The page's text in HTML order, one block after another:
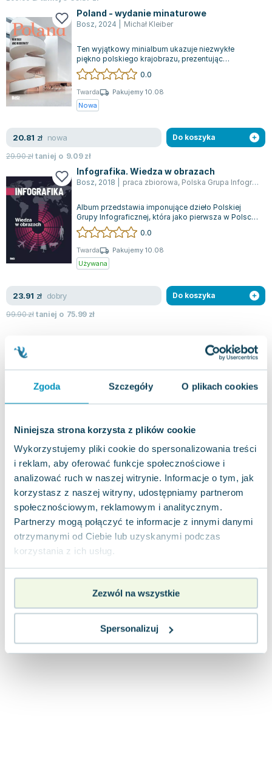
Zgoda Szczegóły O plikach cookies
Niniejsza strona korzysta z plików cookie
Wykorzystujemy pliki cookie do spersonalizowania treści
i reklam, aby oferować funkcje społecznościowe i
analizować ruch w naszej witrynie. Informacje o tym, jak
korzystasz z naszej witryny, udostępniamy partnerom
społecznościowym, reklamowym i analitycznym.
Partnerzy mogą połączyć te informacje z innymi danymi
otrzymanymi od Ciebie lub uzyskanymi podczas
korzystania z ich usług.
Zezwól na wszystkie
Spersonalizuj
Joseph Murphy
Jan Sztaudynger
Aleksander Puszkin
Oscar Wilde
Małgorzata Ohme
Maddie Ziegler
Leszek Czarnecki
Maria Seweryn
Janina Zającówna
Anna Prus (oprac.)
Nela Mała Reporterka
Agnieszka Maciąg
Barbara Wrzesińska
Terry Pratchett
Virginia Woolf
Ajahn Brahm
Lucinda Riley
Poland - wydanie minaturowe
Bosz, 2024 Michał Kleiber
Ten wyjątkowy minialbum ukazuje niezwykłe
piękno polskiego krajobrazu, prezentując
bogactwo natury oraz zachowane ślady dawnych
tr...
0.0
Twarda
Pakujemy 10.08
Nowa
20.81 zł nowa
29.90złtaniej o 9.09zł
Do koszyka
Infografika. Wiedza w obrazach
Bosz, 2018 praca zbiorowa, Polska Grupa Infograficzna
Album przedstawia imponujące dzieło Polskiej
Grupy Infograficznej, która jako pierwsza w Polsce
skupiła się wyłącznie na tworzeniu...
0.0
Twarda
Pakujemy 10.08
Używana
23.91 zł dobry
99.90złtaniej o 75.99 zł
Do koszyka